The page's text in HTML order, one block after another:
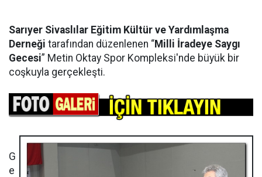
Sarıyer Sivaslılar Eğitim Kültür ve Yardımlaşma
Derneği tarafından düzenlenen “Milli İradeye Saygı
Gecesi” Metin Oktay Spor Kompleksi'nde büyük bir
coşkuyla gerçekleşti.
G
e